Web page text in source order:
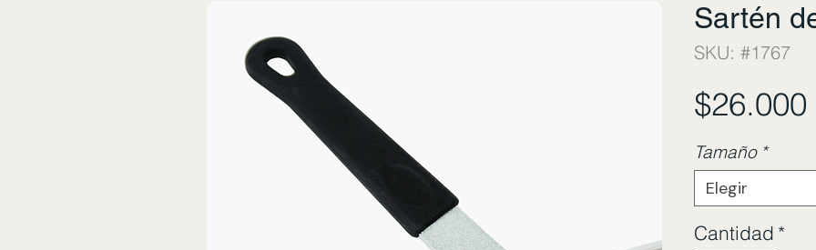
Sartén
SKU: #1767
$26.000
Tamaño *
Elegir
Cantidad *